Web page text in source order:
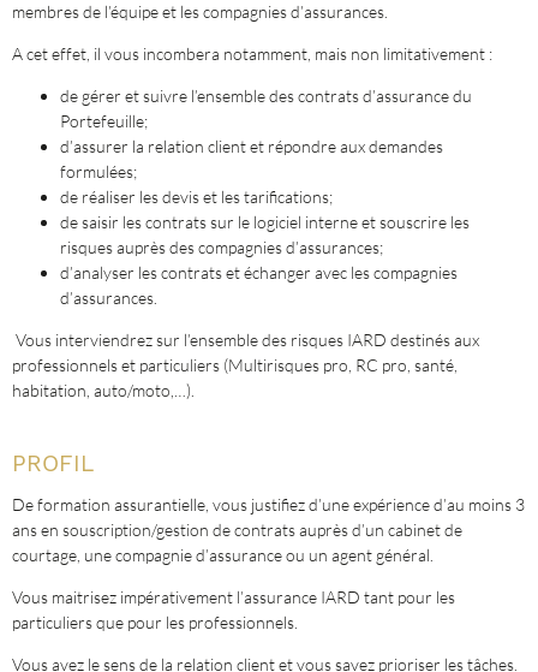
membres de l’équipe et les compagnies d’assurances.
A cet effet, il vous incombera notamment, mais non limitativement :
de gérer et suivre l’ensemble des contrats d’assurance du
Portefeuille;
d’assurer la relation client et répondre aux demandes
formulées;
de réaliser les devis et les tarifications;
de saisir les contrats sur le logiciel interne et souscrire les
risques auprès des compagnies d’assurances;
d’analyser les contrats et échanger avec les compagnies
d’assurances.
Vous interviendrez sur l’ensemble des risques IARD destinés aux
professionnels et particuliers (Multirisques pro, RC pro, santé,
habitation, auto/moto,…).
PROFIL
De formation assurantielle, vous justifiez d’une expérience d’au moins 3
ans en souscription/gestion de contrats auprès d’un cabinet de
courtage, une compagnie d’assurance ou un agent général.
Vous maitrisez impérativement l’assurance IARD tant pour les
particuliers que pour les professionnels.
Vous avez le sens de la relation client et vous savez prioriser les tâches.